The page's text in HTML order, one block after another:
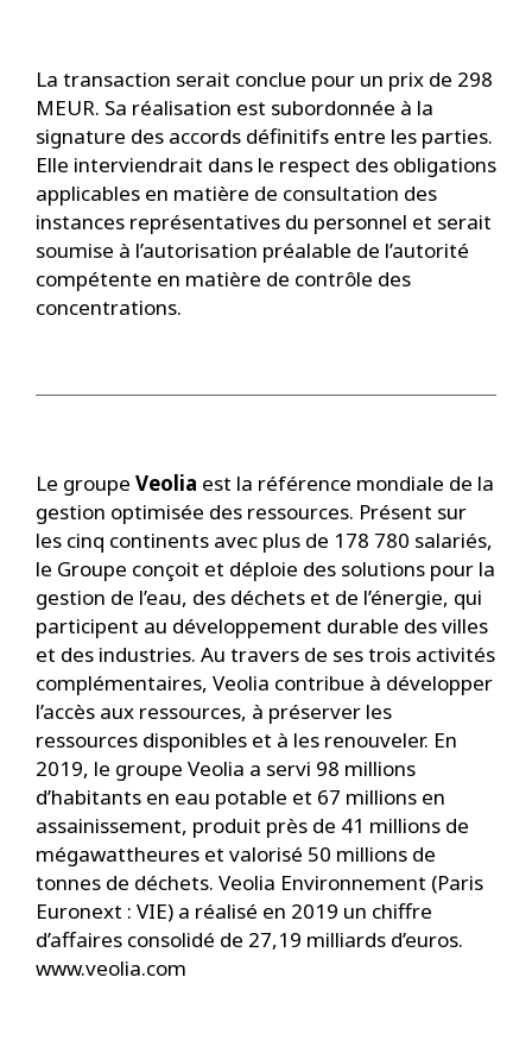
La transaction serait conclue pour un prix de 298
MEUR. Sa réalisation est subordonnée à la
signature des accords définitifs entre les parties.
Elle interviendrait dans le respect des obligations
applicables en matière de consultation des
instances représentatives du personnel et serait
soumise à l’autorisation préalable de l’autorité
compétente en matière de contrôle des
concentrations.
Le groupe Veolia est la référence mondiale de la
gestion optimisée des ressources. Présent sur
les cinq continents avec plus de 178 780 salariés,
le Groupe conçoit et déploie des solutions pour la
gestion de l’eau, des déchets et de l’énergie, qui
participent au développement durable des villes
et des industries. Au travers de ses trois activités
complémentaires, Veolia contribue à développer
l’accès aux ressources, à préserver les
ressources disponibles et à les renouveler. En
2019, le groupe Veolia a servi 98 millions
d’habitants en eau potable et 67 millions en
assainissement, produit près de 41 millions de
mégawattheures et valorisé 50 millions de
tonnes de déchets. Veolia Environnement (Paris
Euronext : VIE) a réalisé en 2019 un chiffre
d’affaires consolidé de 27,19 milliards d’euros.
www.veolia.com